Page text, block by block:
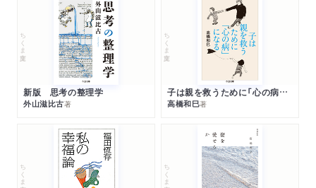
ちくま文庫
新版 思考の整理学
外山滋比古著
ちくま文庫
子は親を救うために「心の病」になる
高橋和巳著
ちくま文庫 ちくま文庫